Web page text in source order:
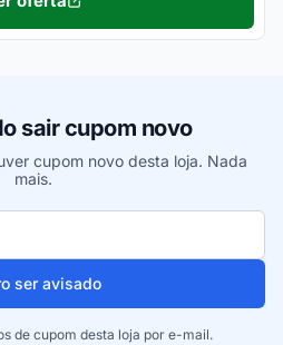
sair cupom novo
cupom novo desta loja. Nada
mais.
ser avisado
de cupom desta loja por e-mail.